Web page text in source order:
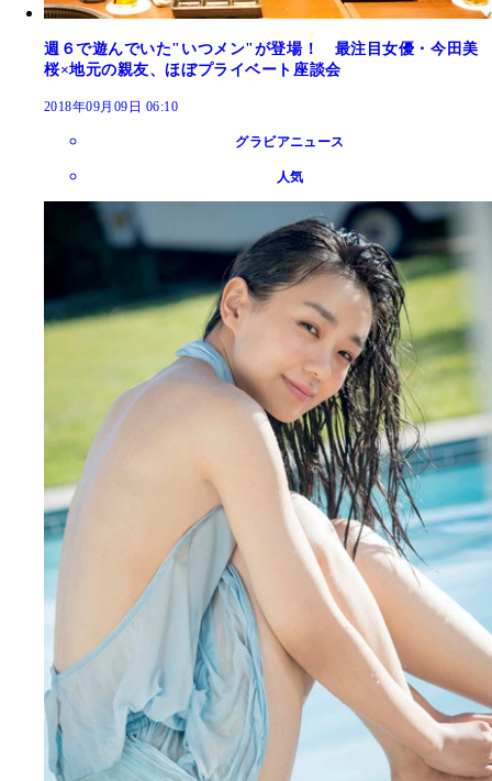
週６で遊んでいた"いつメン"が登場！ 最注目女優・今田美
桜×地元の親友、ほぼプライベート座談会
2018年09月09日 06:10
グラビアニュース
人気